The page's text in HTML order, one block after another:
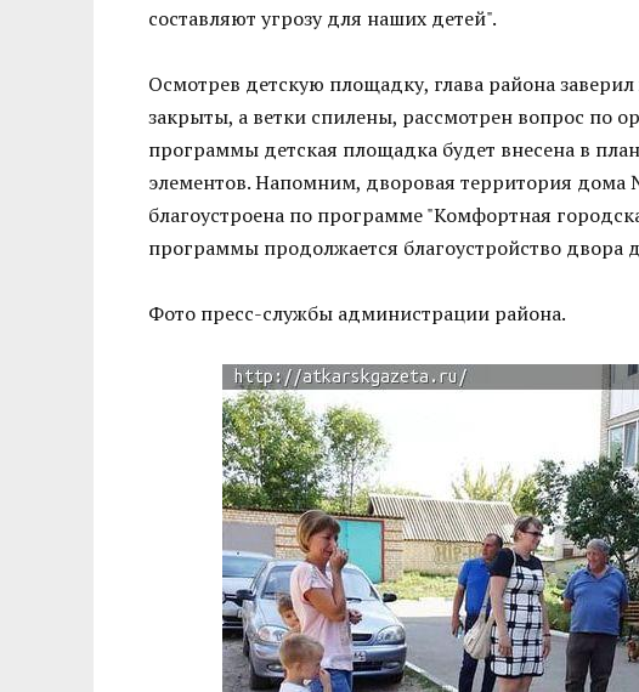
составляют угрозу для наших детей".
Осмотрев детскую площадку, глава района
закрыты, а ветки спилены, рассмотрен вопрос по
программы детская площадка будет внесена в
элементов. Напомним, дворовая территория
благоустроена по программе "Комфортная
программы продолжается благоустройство двора
Фото пресс-службы администрации района.